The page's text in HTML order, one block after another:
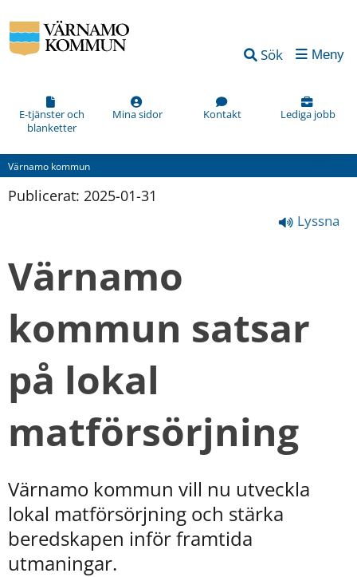
Sök Meny
E-tjänster och
blanketter
Mina sidor Kontakt Lediga jobb
Värnamo kommun
Publicerat: 2025-01-31
Lyssna
Värnamo
kommun satsar
på lokal
matförsörjning
Värnamo kommun vill nu utveckla
lokal matförsörjning och stärka
beredskapen inför framtida
utmaningar.